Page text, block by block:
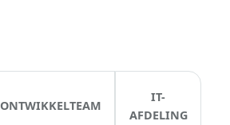
ONTWIKKELTEAM
IT-
AFDELING